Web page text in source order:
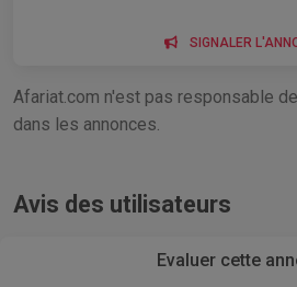
SIGNALER
Afariat.com n'est pas responsable
dans les annonces.
Avis des utilisateurs
Evaluer cette